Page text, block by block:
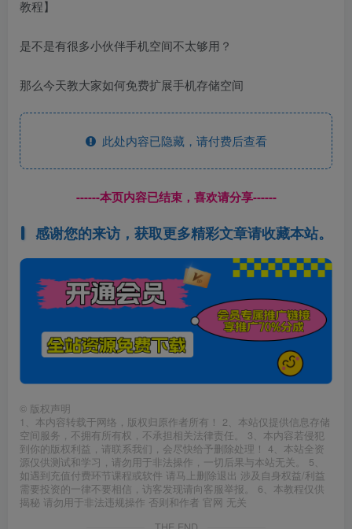
是不是有很多小伙伴手机空间不太够用？
那么今天教大家如何免费扩展手机存储空间
此处内容已隐藏，请付费后查看
------本页内容已结束，喜欢请分享------
感谢您的来访，获取更多精彩文章请收藏本站。
© 版权声明
1、本内容转载于网络，版权归原作者所有！ 2、本站仅提供信息存储
空间服务，不拥有所有权，不承担相关法律责任。 3、本内容若侵犯
到你的版权利益，请联系我们，会尽快给予删除处理！ 4、本站全资
源仅供测试和学习，请勿用于非法操作，一切后果与本站无关。 5、
如遇到充值付费环节课程或软件 请马上删除退出 涉及自身权益/利益
需要投资的一律不要相信，访客发现请向客服举报。 6、本教程仅供
揭秘 请勿用于非法违规操作 否则和作者 官网 无关